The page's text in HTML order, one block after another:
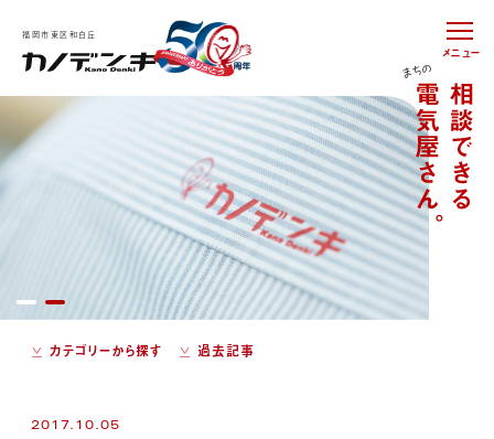
メニュー
福岡市東区和白丘
カテゴリーから探す 過去記事
2017.10.05